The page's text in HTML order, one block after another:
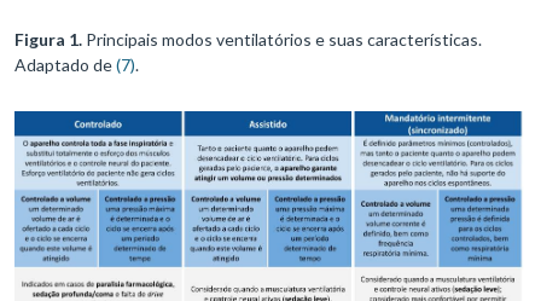
Figura 1. Principais modos ventilatórios e suas características.
Adaptado de(7).